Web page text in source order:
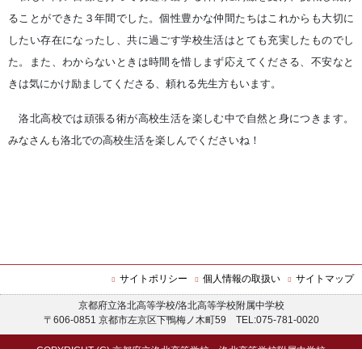
ることができた３年間でした。個性豊かな仲間たちはこれからも大切に
したい存在になったし、共に過ごす学校生活はとても充実したものでし
た。また、わからないときは時間を惜しまず応えてくださる、不安なと
きは気にかけ励ましてくださる、頼れる先生方もいます。
洛北高校では頑張る術が高校生活を楽しむ中で自然と身につきます。
みなさんも洛北での高校生活を楽しんでくださいね！
サイトポリシー 個人情報の取扱い サイトマップ
京都府立洛北高等学校/洛北高等学校附属中学校
〒606-0851 京都市左京区下鴨梅ノ木町59 TEL:075-781-0020